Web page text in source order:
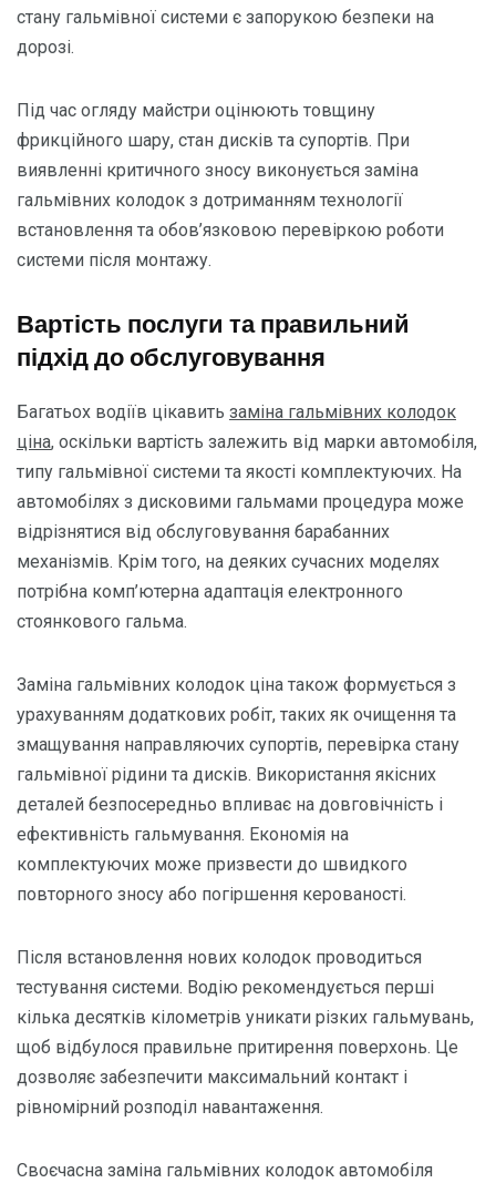
стану гальмівної системи є запорукою безпеки на
дорозі.
Під час огляду майстри оцінюють товщину
фрикційного шару, стан дисків та супортів. При
виявленні критичного зносу виконується заміна
гальмівних колодок з дотриманням технології
встановлення та обов’язковою перевіркою роботи
системи після монтажу.
Вартість послуги та правильний
підхід до обслуговування
Багатьох водіїв цікавить заміна гальмівних колодок
ціна, оскільки вартість залежить від марки автомобіля,
типу гальмівної системи та якості комплектуючих. На
автомобілях з дисковими гальмами процедура може
відрізнятися від обслуговування барабанних
механізмів. Крім того, на деяких сучасних моделях
потрібна комп’ютерна адаптація електронного
стоянкового гальма.
Заміна гальмівних колодок ціна також формується з
урахуванням додаткових робіт, таких як очищення та
змащування направляючих супортів, перевірка стану
гальмівної рідини та дисків. Використання якісних
деталей безпосередньо впливає на довговічність і
ефективність гальмування. Економія на
комплектуючих може призвести до швидкого
повторного зносу або погіршення керованості.
Після встановлення нових колодок проводиться
тестування системи. Водію рекомендується перші
кілька десятків кілометрів уникати різких гальмувань,
щоб відбулося правильне притирення поверхонь. Це
дозволяє забезпечити максимальний контакт і
рівномірний розподіл навантаження.
Своєчасна заміна гальмівних колодок автомобіля